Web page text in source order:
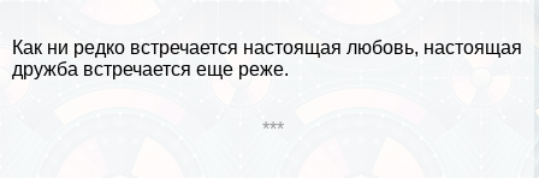
Как ни редко встречается настоящая любовь, настоящая
дружба встречается еще реже.
***